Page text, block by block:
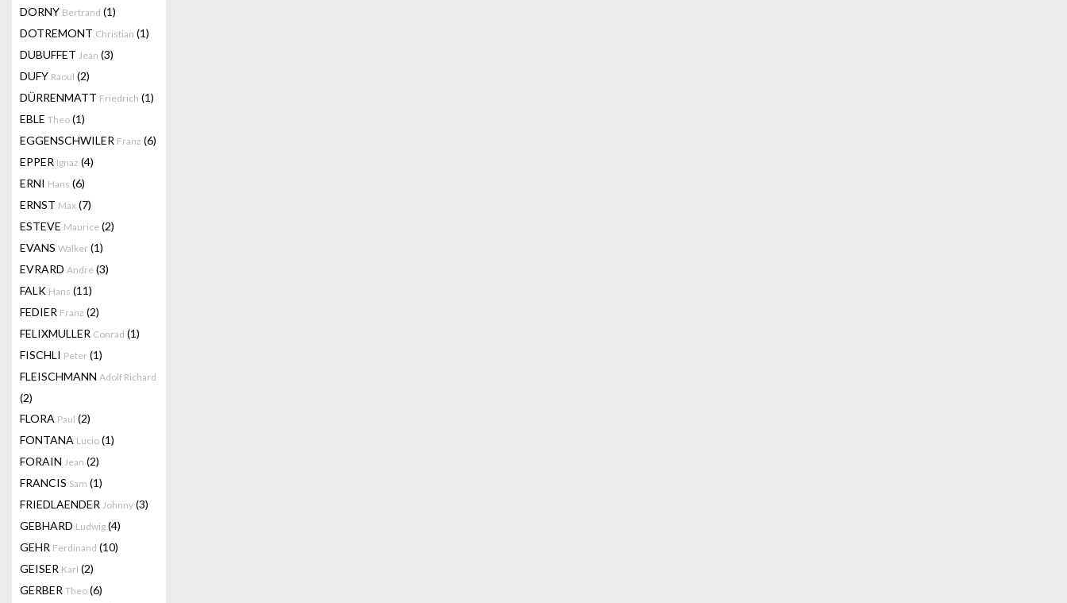
DORNY Bertrand (1)
DOTREMONT Christian (1)
DUBUFFET Jean (3)
DUFY Raoul (2)
DÜRRENMATT Friedrich (1)
EBLE Theo (1)
EGGENSCHWILER Franz (6)
EPPER Ignaz (4)
ERNI Hans (6)
ERNST Max (7)
ESTEVE Maurice (2)
EVANS Walker (1)
EVRARD André (3)
FALK Hans (11)
FEDIER Franz (2)
FELIXMULLER Conrad (1)
FISCHLI Peter (1)
FLEISCHMANN Adolf Richard
(2)
FLORA Paul (2)
FONTANA Lucio (1)
FORAIN Jean (2)
FRANCIS Sam (1)
FRIEDLAENDER Johnny (3)
GEBHARD Ludwig (4)
GEHR Ferdinand (10)
GEISER Karl (2)
GERBER Theo (6)